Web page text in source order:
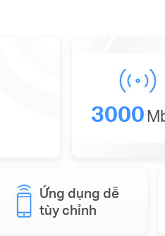
3000
Ứng dụng dễ
tùy chỉnh